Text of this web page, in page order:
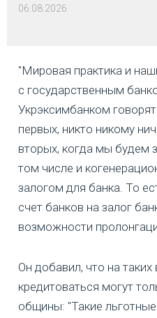
06.08.2026
"Мировая практика и
с государственным
Укрэксимбанком
первых, никто никому
вторых, когда мы будем
том числе и
залогом для банка. То
счет банков на залог
возможности
Он добавил, что на
кредитоваться могут
общины: "Такие